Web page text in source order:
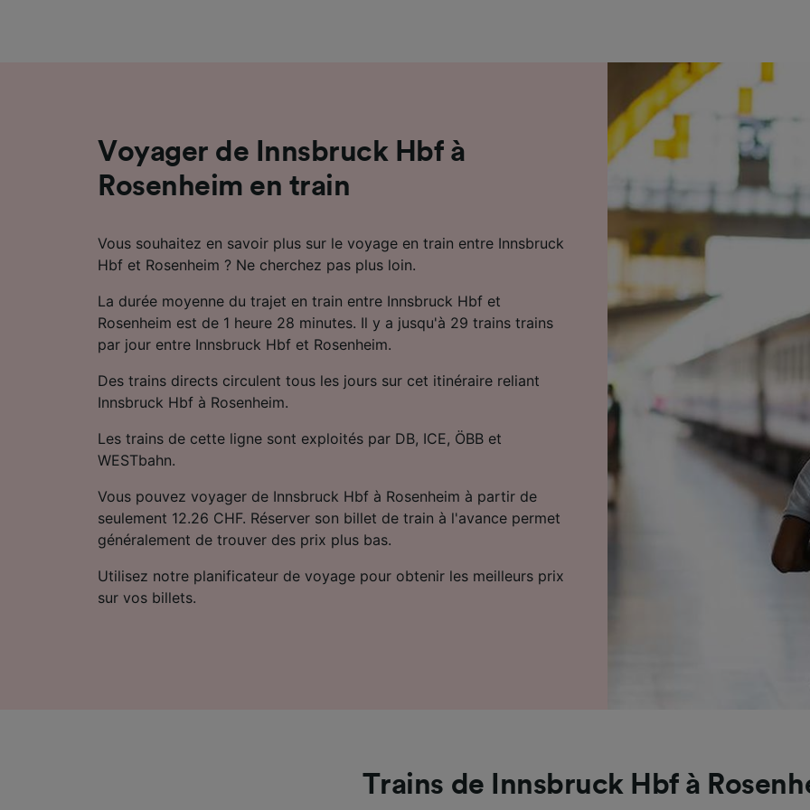
Voyager de Innsbruck Hbf à
Rosenheim en train
Vous souhaitez en savoir plus sur le voyage en train entre Innsbruck
Hbf et Rosenheim ? Ne cherchez pas plus loin.
La durée moyenne du trajet en train entre Innsbruck Hbf et
Rosenheim est de 1 heure 28 minutes. Il y a jusqu'à 29 trains trains
par jour entre Innsbruck Hbf et Rosenheim.
Des trains directs circulent tous les jours sur cet itinéraire reliant
Innsbruck Hbf à Rosenheim.
Les trains de cette ligne sont exploités par DB, ICE, ÖBB et
WESTbahn.
Vous pouvez voyager de Innsbruck Hbf à Rosenheim à partir de
seulement 12.26 CHF. Réserver son billet de train à l'avance permet
généralement de trouver des prix plus bas.
Utilisez notre planificateur de voyage pour obtenir les meilleurs prix
sur vos billets.
Trains de Innsbruck Hbf à